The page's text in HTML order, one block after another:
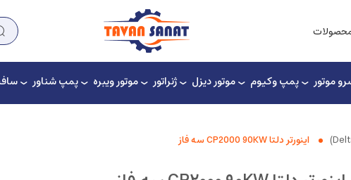
محصولات
موتور پمپ وکیوم موتور دیزل ژنراتور موتور ویبره پمپ شناور
اینورتر دلتا CP2000 90KW سه فاز